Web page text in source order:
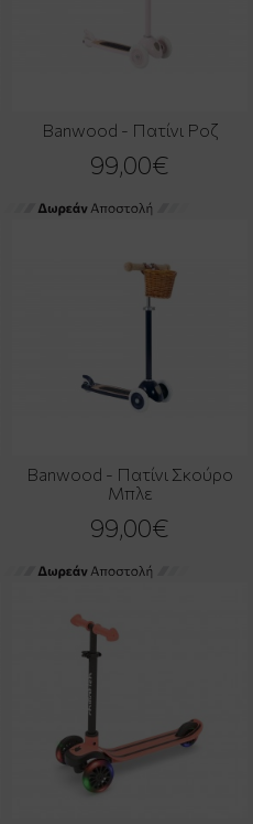
Banwood - Πατίνι Ροζ
99,00€
Banwood - Πατίνι Σκούρο
Μπλε
99,00€